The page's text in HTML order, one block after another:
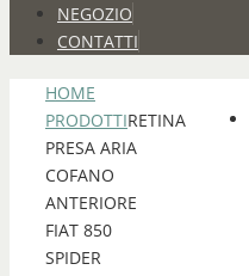
NEGOZIO
CONTATTI
HOME
PRODOTTIRETINA
PRESA ARIA
COFANO
ANTERIORE
FIAT 850
SPIDER